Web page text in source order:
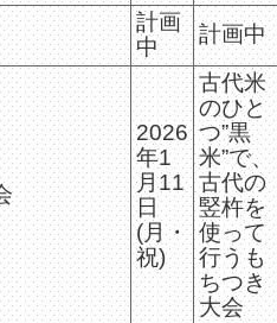
計画
中
計画中
2026
年1
月11
日
(月・
祝)
古代米
のひと
つ”黒
米”で、
古代の
竪杵を
使って
行うも
ちつき
大会